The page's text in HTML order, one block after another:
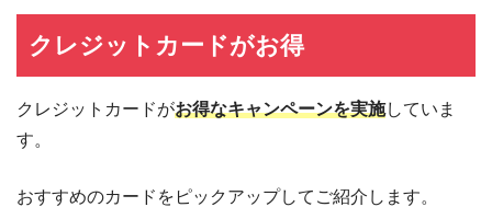
クレジットカードがお得
クレジットカードがお得なキャンペーンを実施していま
す。
おすすめのカードをピックアップしてご紹介します。